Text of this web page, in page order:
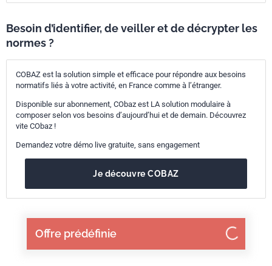
Offre prédéfinie
Besoin d’identifier, de veiller et de décrypter les
normes ?
COBAZ est la solution simple et efficace pour répondre aux besoins
normatifs liés à votre activité, en France comme à l’étranger.
Disponible sur abonnement, CObaz est LA solution modulaire à
composer selon vos besoins d’aujourd’hui et de demain. Découvrez
vite CObaz !
Demandez votre démo live gratuite, sans engagement
Je découvre COBAZ